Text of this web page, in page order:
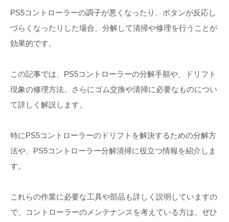
PS5コントローラーの調子が悪くなったり、ボタンが反応し
づらくなったりした場合、分解して清掃や修理を行うことが
効果的です。
この記事では、PS5コントローラーの分解手順や、ドリフト
現象の修理方法、さらにゴム交換や清掃に必要なものについ
て詳しく解説します。
特にPS5コントローラーのドリフトを解決するための分解方
法や、PS5コントローラー分解清掃に役立つ情報を紹介しま
す。
これらの作業に必要な工具や部品も詳しく説明していますの
で、コントローラーのメンテナンスを考えている方は、ぜひ